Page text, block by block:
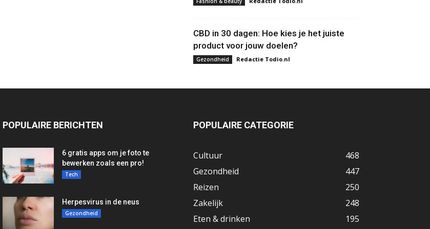
CBD in 30 dagen: Hoe kies je het juiste
product voor jouw doelen?
Gezondheid Redactie Todio.nl
POPULAIRE BERICHTEN
6 gratis apps om je foto te
bewerken zoals een pro!
Tech
Herpesvirus in de neus
Gezondheid
POPULAIRE CATEGORIE
Cultuur
468
Gezondheid
447
Reizen
250
Zakelijk
248
Eten & drinken
195